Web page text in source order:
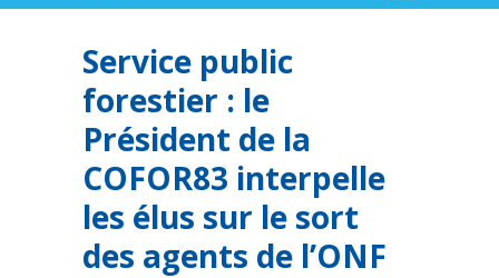
Service public
forestier : le
Président de la
COFOR83 interpelle
les élus sur le sort
des agents de l’ONF